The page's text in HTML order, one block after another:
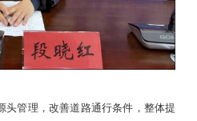
头管理，改善道路通行条件，整体提